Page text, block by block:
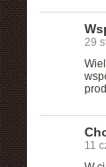
29
11